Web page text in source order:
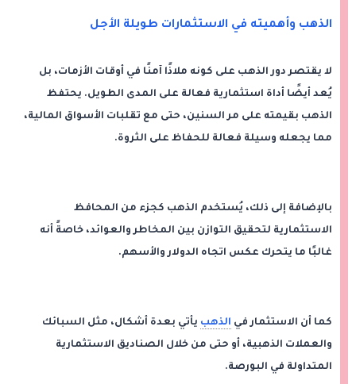
الذهب وأهميته في الاستثمارات طويلة الأجل
لا يقتصر دور الذهب على كونه ملاذًا آمنًا في أوقات الأزمات، بل
يُعد أيضًا أداة استثمارية فعالة على المدى الطويل. يحتفظ
الذهب بقيمته على مر السنين، حتى مع تقلبات الأسواق المالية،
مما يجعله وسيلة فعالة للحفاظ على الثروة.
بالإضافة إلى ذلك، يُستخدم الذهب كجزء من المحافظ
الاستثمارية لتحقيق التوازن بين المخاطر والعوائد، خاصةً أنه
غالبًا ما يتحرك عكس اتجاه الدولار والأسهم.
كما أن الاستثمار في الذهب يأتي بعدة أشكال، مثل السبائك
والعملات الذهبية، أو حتى من خلال الصناديق الاستثمارية
المتداولة في البورصة.